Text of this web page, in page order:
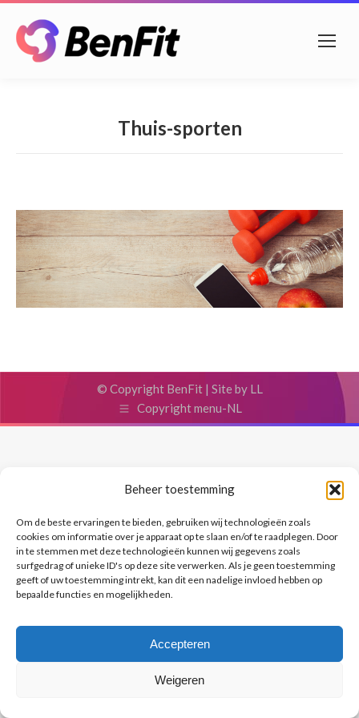
Beheer toestemming
Om de beste ervaringen te bieden, gebruiken wij technologieën zoals
cookies om informatie over je apparaat op te slaan en/of te raadplegen. Door
in te stemmen met deze technologieën kunnen wij gegevens zoals
surfgedrag of unieke ID's op deze site verwerken. Als je geen toestemming
geeft of uw toestemming intrekt, kan dit een nadelige invloed hebben op
bepaalde functies en mogelijkheden.
Accepteren
Weigeren
Thuis-sporten
© Copyright BenFit | Site by LL
Copyright menu-NL